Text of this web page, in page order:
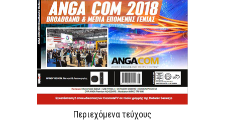
Περιεχόμενα τεύχους